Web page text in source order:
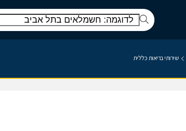
שירותי בריאות כללית